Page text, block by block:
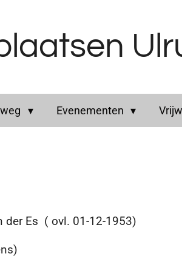
Evenementen
Es ( ovl. 01-12-1953)